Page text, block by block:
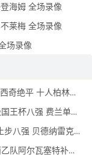
海姆 全场录像
莱梅 全场录像
场录像
2026年01月16日 德甲-克劳德世界波柳比西奇绝平 十人柏林联合1-1奥格斯堡
2026年01月16日 巴萨2-0桑坦德竞技晋级国王杯八强 费兰单刀球破门亚马尔建功
2026年01月15日 葡杯-本菲卡0-1波尔图止步八强 贝德纳雷克制胜帕夫利季斯失良机
2026年01月15日 爆冷出局！皇马2-3遭西乙队阿尔瓦塞特补时绝杀 无缘国王杯8强